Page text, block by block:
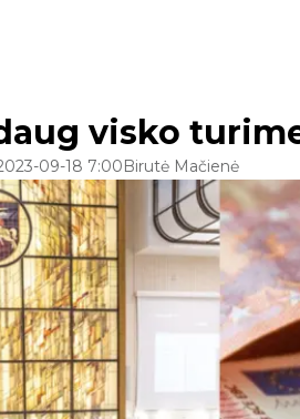
visko
09-18 7:00Birutė Mačienė